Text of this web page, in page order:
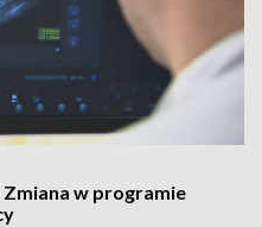
w programie